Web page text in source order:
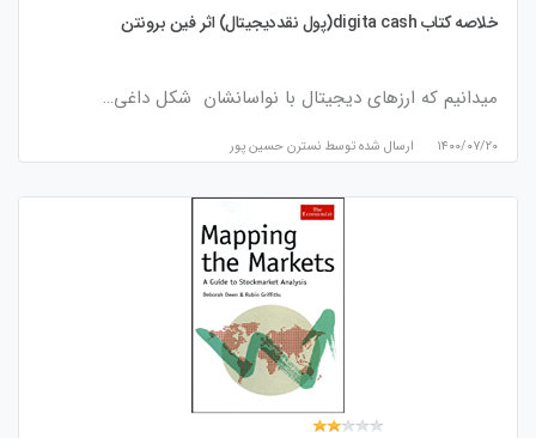
خلاصه کتاب digita cash(پول نقددیجیتال) اثر فین برونتن
میدانیم که ارزهای دیجیتال با نواسانشان شکل داغی…
۱۴۰۰/۰۷/۲۰ ارسال شده توسط نسترن حسین پور